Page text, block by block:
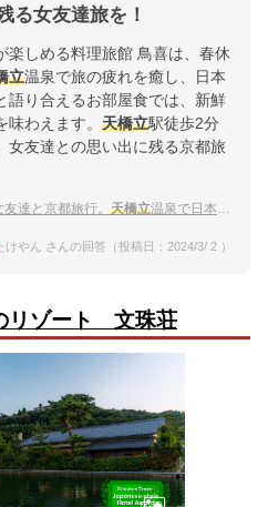
る女友達旅を！
楽しめる料理旅館 鳥喜は、春休
立温泉で旅の疲れを癒し、日本
語り合えるお部屋食では、新鮮
わえます。 天橋立駅徒歩2分
女友達との思い出に残る京都旅
達と京都旅行。 天橋立温泉で日本三景を堪能したい！
けやん さんの回答（投稿日：2024/3/ 2 ）
リゾート 文珠荘